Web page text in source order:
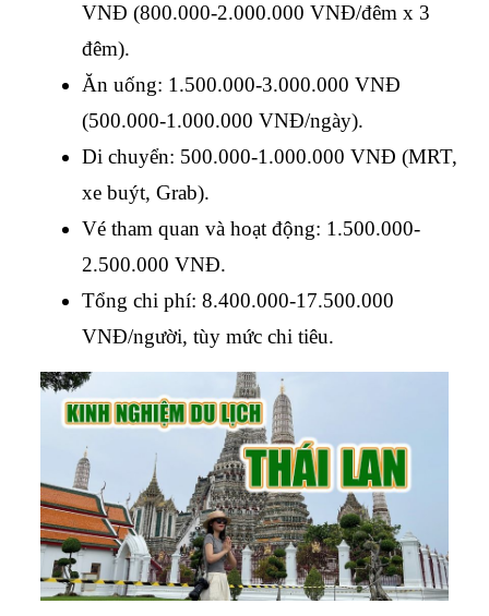
VNĐ (800.000-2.000.000 VNĐ/đêm x 3
đêm).
Ăn uống: 1.500.000-3.000.000 VNĐ
(500.000-1.000.000 VNĐ/ngày).
Di chuyển: 500.000-1.000.000 VNĐ (MRT,
xe buýt, Grab).
Vé tham quan và hoạt động: 1.500.000-
2.500.000 VNĐ.
Tổng chi phí: 8.400.000-17.500.000
VNĐ/người, tùy mức chi tiêu.